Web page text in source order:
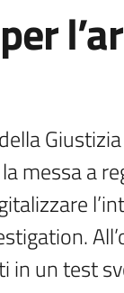
messa a
in un test